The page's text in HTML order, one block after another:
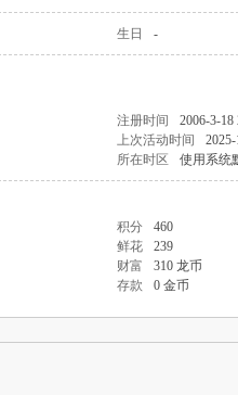
生日 -
注册时间
2006-3-18
上次活动时间
所在时区 使用系统
积分
460
鲜花
239
财富
310 龙币
存款 0 金币